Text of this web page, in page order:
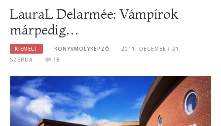
LauraL Delarmée: Vámpírok
márpedig…
KIEMELT KÖNYVMOLYKÉPZŐ
2011. DECEMBER 21.
SZERDA
15